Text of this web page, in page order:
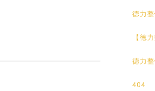
徳力
【徳
徳力
404